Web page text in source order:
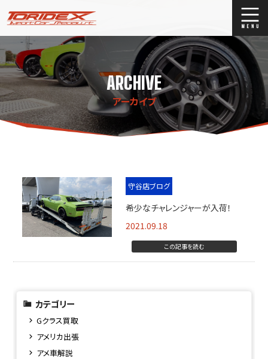
ブログ
Stock list
ストックリスト
買取
ARCHIVE
アーカイブ
守谷店ブログ
希少なチャレンジャーが入荷！
2021.09.18
この記事を読む
カテゴリー
Gクラス買取
アメリカ出張
アメ車解説